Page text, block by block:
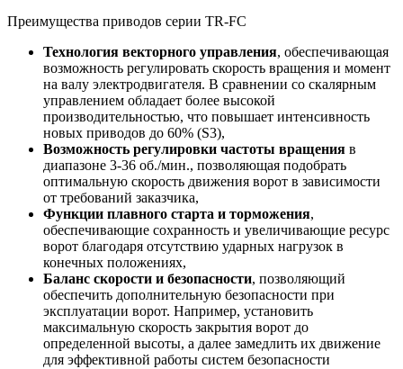
Преимущества приводов серии TR-FC
Технология векторного управления, обеспечивающая
возможность регулировать скорость вращения и момент
на валу электродвигателя. В сравнении со скалярным
управлением обладает более высокой
производительностью, что повышает интенсивность
новых приводов до 60% (S3),
Возможность регулировки частоты вращения в
диапазоне 3-36 об./мин., позволяющая подобрать
оптимальную скорость движения ворот в зависимости
от требований заказчика,
Функции плавного старта и торможения,
обеспечивающие сохранность и увеличивающие ресурс
ворот благодаря отсутствию ударных нагрузок в
конечных положениях,
Баланс скорости и безопасности, позволяющий
обеспечить дополнительную безопасности при
эксплуатации ворот. Например, установить
максимальную скорость закрытия ворот до
определенной высоты, а далее замедлить их движение
для эффективной работы систем безопасности